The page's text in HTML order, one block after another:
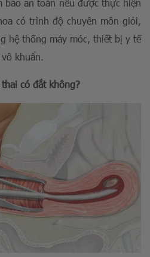
bảo an toàn nếu được thực hiện
có trình độ chuyên môn giỏi,
hệ thống máy móc, thiết bị y tế
khuẩn.
có đắt không?